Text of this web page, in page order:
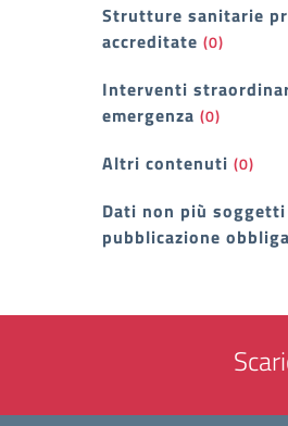
Strutture sanitarie
accreditate (0)
Interventi
emergenza (0)
Altri contenuti (0)
Dati non più
pubblicazione